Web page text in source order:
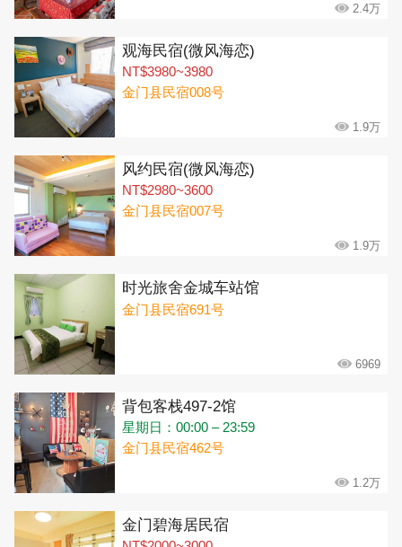
2.4万
观海民宿(微风海恋)
NT$3980~3980
金门县民宿008号
1.9万
风约民宿(微风海恋)
NT$2980~3600
金门县民宿007号
1.9万
时光旅舍金城车站馆
金门县民宿691号
6969
背包客栈497-2馆
星期日：00:00 – 23:59
金门县民宿462号
1.2万
金门碧海居民宿